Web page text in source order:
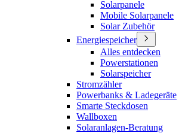
Solarpanele
Mobile Solarpanele
Solar Zubehör
Energiespeicher
Alles entdecken
Powerstationen
Solarspeicher
Stromzähler
Powerbanks & Ladegeräte
Smarte Steckdosen
Wallboxen
Solaranlagen-Beratung